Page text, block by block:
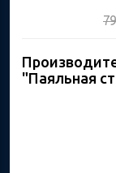
"Паяльная